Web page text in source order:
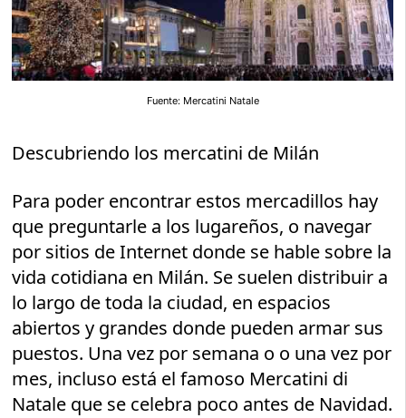
Fuente: Mercatini Natale
Descubriendo los mercatini de Milán
Para poder encontrar estos mercadillos hay
que preguntarle a los lugareños, o navegar
por sitios de Internet donde se hable sobre la
vida cotidiana en Milán. Se suelen distribuir a
lo largo de toda la ciudad, en espacios
abiertos y grandes donde pueden armar sus
puestos. Una vez por semana o o una vez por
mes, incluso está el famoso Mercatini di
Natale que se celebra poco antes de Navidad.